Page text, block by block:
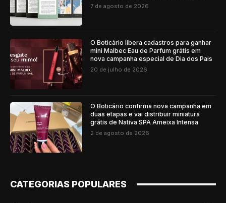
7 de agosto de 2026
O Boticário libera cadastros para ganhar
mini Malbec Eau de Parfum grátis em
nova campanha especial de Dia dos Pais
20 de julho de 2026
O Boticário confirma nova campanha em
duas etapas e vai distribuir miniatura
grátis de Nativa SPA Ameixa Intensa
2 de agosto de 2026
CATEGORIAS POPULARES